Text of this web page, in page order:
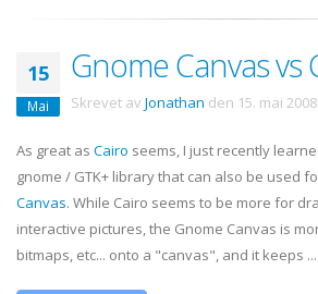
15
Mai
Gnome Canvas vs
Skrevet av Jonathan den 15. mai 2008
As great as Cairo seems, I just recently
gnome / GTK+ library that can also be used
Canvas. While Cairo seems to be more for
interactive pictures, the Gnome Canvas is
bitmaps, etc... onto a "canvas", and it keeps ...